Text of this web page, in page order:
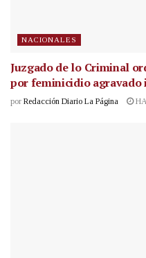
NACIONALES
Juzgado de lo Criminal
por feminicidio agravado
por Redacción Diario La Página